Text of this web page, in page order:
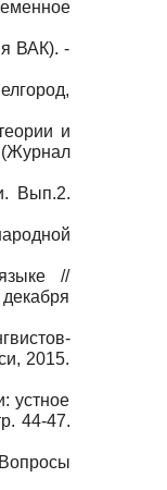
ВАК). -
и
(Журнал
Вып.2.
//
2015.
устное
44-47.